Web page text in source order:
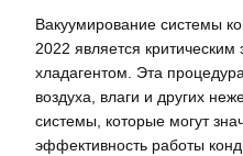
Вакуумирование системы
2022 является
хладагентом. Эта
воздуха, влаги и других
системы, которые могут
эффективность работы